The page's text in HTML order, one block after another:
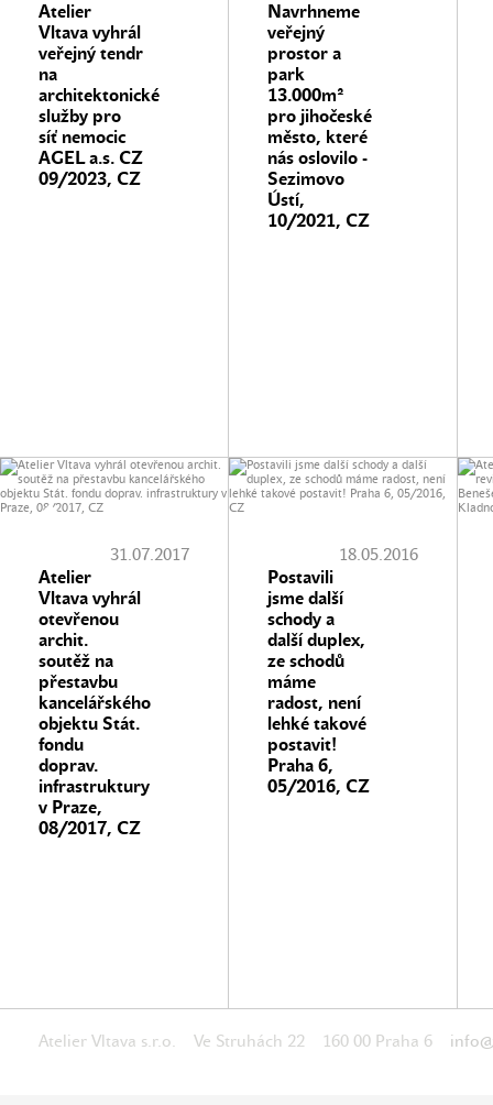
Atelier
Vltava vyhrál
veřejný tendr
na
architektonické
služby pro
síť nemocic
AGEL a.s. CZ
09/2023, CZ
Navrhneme
veřejný
prostor a
park
13.000m²
pro jihočeské
město, které
nás oslovilo -
Sezimovo
Ústí,
10/2021, CZ
31.07.2017
Atelier
Vltava vyhrál
otevřenou
archit.
soutěž na
přestavbu
kancelářského
objektu Stát.
fondu
doprav.
infrastruktury
v Praze,
08/2017, CZ
18.05.2016
Postavili
jsme další
schody a
další duplex,
ze schodů
máme
radost, není
lehké takové
postavit!
Praha 6,
05/2016, CZ
Atelier Vltava s.r.o. Ve Struhách 22 160 00 Praha 6